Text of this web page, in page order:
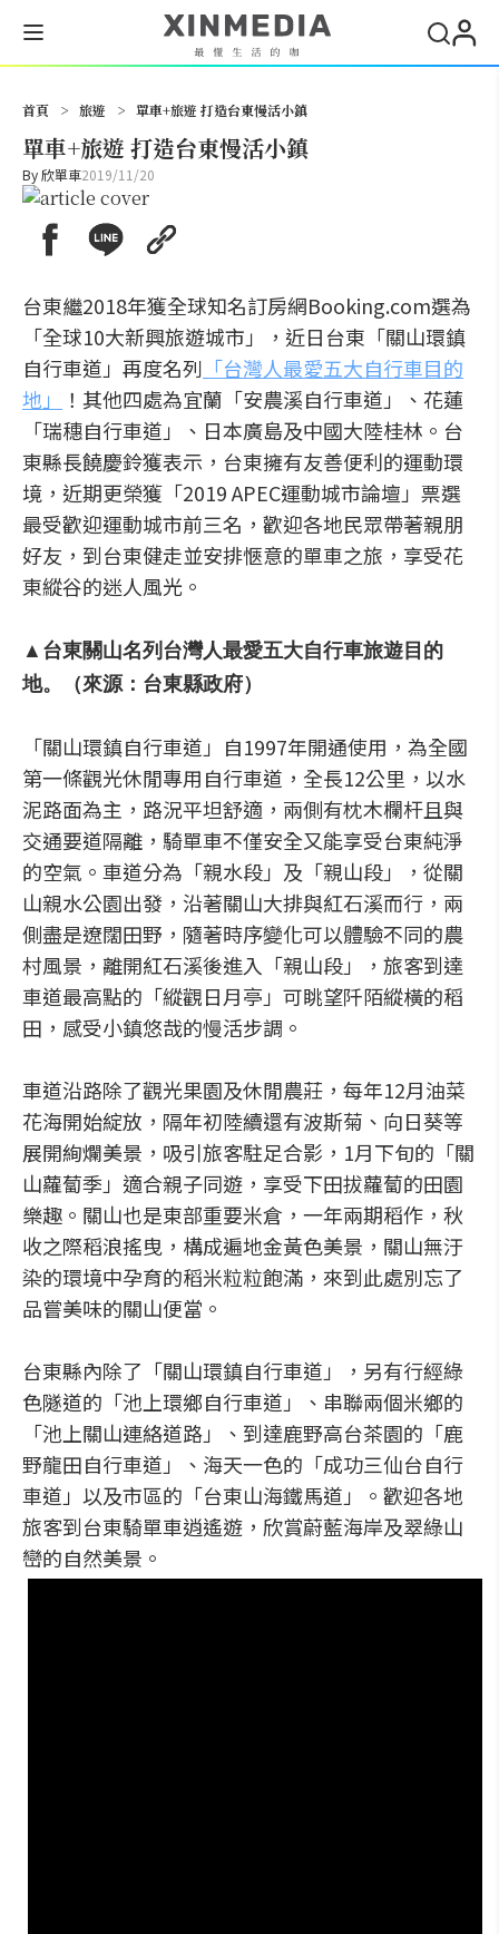
首頁 > 旅遊 > 單車+旅遊 打造台東慢活小鎮
單車+旅遊 打造台東慢活小鎮
By欣單車2019/11/20
台東繼2018年獲全球知名訂房網Booking.com選為
「全球10大新興旅遊城市」，近日台東「關山環鎮
自行車道」再度名列 「台灣人最愛五大自行車目的
地」
！其他四處為宜蘭「安農溪自行車道」、花蓮
「瑞穗自行車道」、日本廣島及中國大陸桂林。台
東縣長饒慶鈴獲表示，台東擁有友善便利的運動環
境，近期更榮獲「2019 APEC運動城市論壇」票選
最受歡迎運動城市前三名，歡迎各地民眾帶著親朋
好友，到台東健走並安排愜意的單車之旅，享受花
東縱谷的迷人風光。
▲台東關山名列台灣人最愛五大自行車旅遊目的
地。（來源：台東縣政府）
「關山環鎮自行車道」自1997年開通使用，為全國
第一條觀光休閒專用自行車道，全長12公里，以水
泥路面為主，路況平坦舒適，兩側有枕木欄杆且與
交通要道隔離，騎單車不僅安全又能享受台東純淨
的空氣。車道分為「親水段」及「親山段」，從關
山親水公園出發，沿著關山大排與紅石溪而行，兩
側盡是遼闊田野，隨著時序變化可以體驗不同的農
村風景，離開紅石溪後進入「親山段」，旅客到達
車道最高點的「縱觀日月亭」可眺望阡陌縱橫的稻
田，感受小鎮悠哉的慢活步調。
車道沿路除了觀光果園及休閒農莊，每年12月油菜
花海開始綻放，隔年初陸續還有波斯菊、向日葵等
展開絢爛美景，吸引旅客駐足合影，1月下旬的「關
山蘿蔔季」適合親子同遊，享受下田拔蘿蔔的田園
樂趣。關山也是東部重要米倉，一年兩期稻作，秋
收之際稻浪搖曳，構成遍地金黃色美景，關山無汙
染的環境中孕育的稻米粒粒飽滿，來到此處別忘了
品嘗美味的關山便當。
台東縣內除了「關山環鎮自行車道」，另有行經綠
色隧道的「池上環鄉自行車道」、串聯兩個米鄉的
「池上關山連絡道路」、到達鹿野高台茶園的「鹿
野龍田自行車道」、海天一色的「成功三仙台自行
車道」以及市區的「台東山海鐵馬道」。歡迎各地
旅客到台東騎單車逍遙遊，欣賞蔚藍海岸及翠綠山
巒的自然美景。